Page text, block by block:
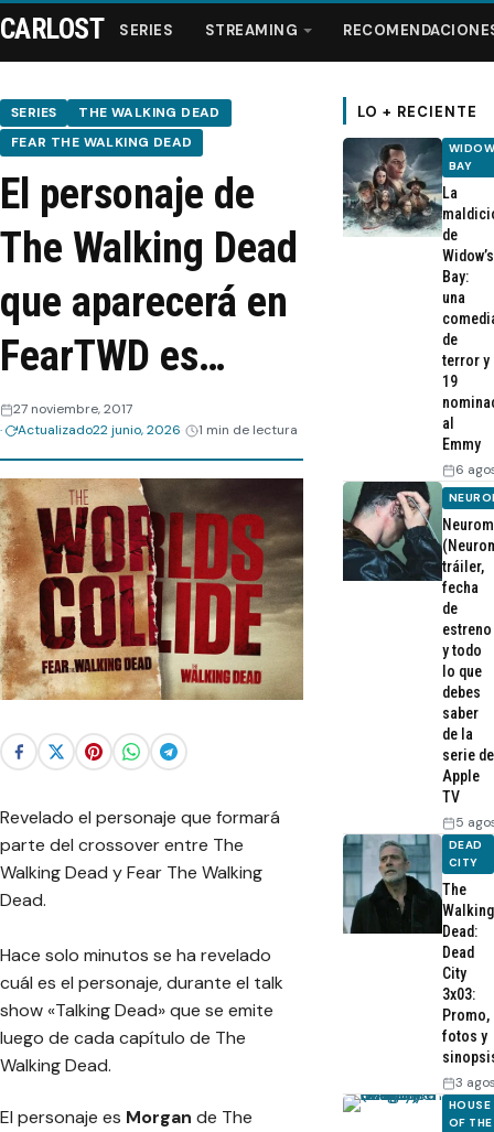
Streaming
Recomendaciones
Videos
Webisodios
CARLOST SERIES STREAMING
SERIES
THE WALKING DEAD
FEAR THE WALKING DEAD
El personaje de
The Walking Dead
que aparecerá en
FearTWD es…
27 noviembre, 2017
Actualizado22 junio, 2026 1 min de lectura
Revelado el personaje que formará
parte del crossover entre The
Walking Dead y Fear The Walking
Dead.
Hace solo minutos se ha revelado
cuál es el personaje, durante el talk
show «Talking Dead» que se emite
luego de cada capítulo de The
Walking Dead.
El personaje es Morgan de The
LO + RECIENTE
BAY
La
de
Widow’s
Bay:
una
de
terror y
19
al
Emmy
6
tráiler,
fecha
de
estreno
y todo
lo que
debes
saber
de la
serie de
Apple
TV
5
DEAD
CITY
The
Walking
Dead:
Dead
City
3x03:
Promo,
fotos y
3
HOUSE
OF THE